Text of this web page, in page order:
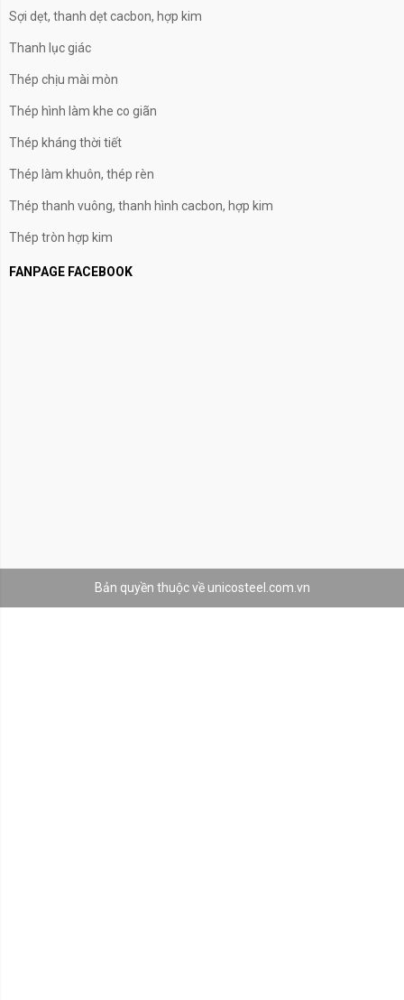
Sợi dẹt, thanh dẹt cacbon, hợp kim
Thanh lục giác
Thép chịu mài mòn
Thép hình làm khe co giãn
Thép kháng thời tiết
Thép làm khuôn, thép rèn
Thép thanh vuông, thanh hình cacbon, hợp kim
Thép tròn hợp kim
FANPAGE FACEBOOK
Bản quyền thuộc về unicosteel.com.vn